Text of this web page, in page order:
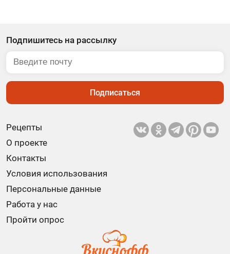
Рецепты
О проекте
Контакты
Условия использования
Персональные данные
Работа у нас
Пройти опрос
Подпишитесь на рассылку
Подписаться